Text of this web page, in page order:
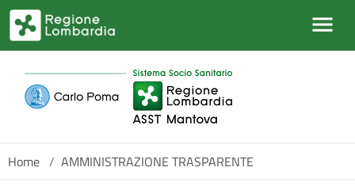
Salta al contenuto principale
Home / AMMINISTRAZIONE TRASPARENTE